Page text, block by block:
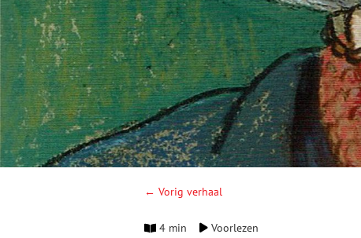
← Vorig verhaal
4 min Voorlezen